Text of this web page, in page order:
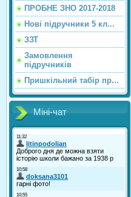
ПРОБНЕ ЗНО 2017-2018
Нові підручники 5 кл...
ЗЗТ
Замовлення
підручників
Пришкільний табір пр...
Міні-чат